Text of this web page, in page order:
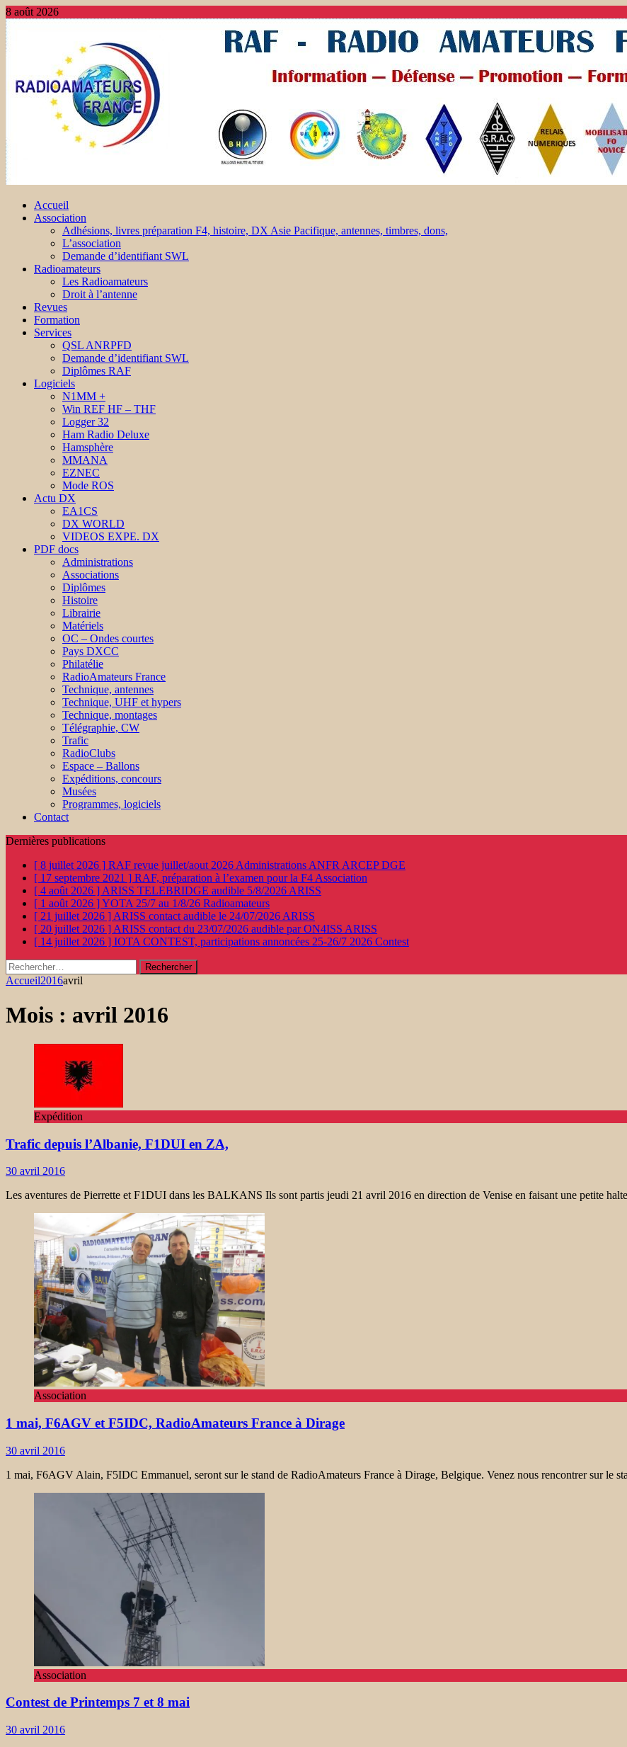
8 août 2026
Accueil
Association
Adhésions, livres préparation F4, histoire, DX Asie Pacifique, antennes, timbres, dons,
L’association
Demande d’identifiant SWL
Radioamateurs
Les Radioamateurs
Droit à l’antenne
Revues
Formation
Services
QSL ANRPFD
Demande d’identifiant SWL
Diplômes RAF
Logiciels
N1MM +
Win REF HF – THF
Logger 32
Ham Radio Deluxe
Hamsphère
MMANA
EZNEC
Mode ROS
Actu DX
EA1CS
DX WORLD
VIDEOS EXPE. DX
PDF docs
Administrations
Associations
Diplômes
Histoire
Librairie
Matériels
OC – Ondes courtes
Pays DXCC
Philatélie
RadioAmateurs France
Technique, antennes
Technique, UHF et hypers
Technique, montages
Télégraphie, CW
Trafic
RadioClubs
Espace – Ballons
Expéditions, concours
Musées
Programmes, logiciels
Contact
Dernières publications
[ 8 juillet 2026 ] RAF revue juillet/aout 2026 Administrations ANFR ARCEP DGE
[ 17 septembre 2021 ] RAF, préparation à l’examen pour la F4 Association
[ 4 août 2026 ] ARISS TELEBRIDGE audible 5/8/2026 ARISS
[ 1 août 2026 ]YOTA 25/7 au 1/8/26 Radioamateurs
[ 21 juillet 2026 ] ARISS contact audible le 24/07/2026 ARISS
[ 20 juillet 2026 ] ARISS contact du 23/07/2026 audible par ON4ISS ARISS
[ 14 juillet 2026 ] IOTA CONTEST, participations annoncées 25-26/7 2026 Contest
Rechercher :
Accueil2016avril
Mois : avril 2016
Expédition
Trafic depuis l’Albanie, F1DUI en ZA,
30 avril 2016
Les aventures de Pierrette et F1DUI dans les BALKANS Ils sont partis jeudi 21 avril 2016 en direction de Venise en faisant une petite
Association
1 mai, F6AGV et F5IDC, RadioAmateurs France à Dirage
30 avril 2016
1 mai, F6AGV Alain, F5IDC Emmanuel, seront sur le stand de RadioAmateurs France à Dirage, Belgique. Venez nous rencontrer sur le
Association
Contest de Printemps 7 et 8 mai
30 avril 2016